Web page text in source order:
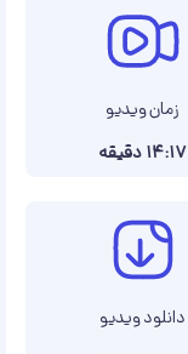
زمان ویدیو
14:17 دقیقه
دانلود ویدیو